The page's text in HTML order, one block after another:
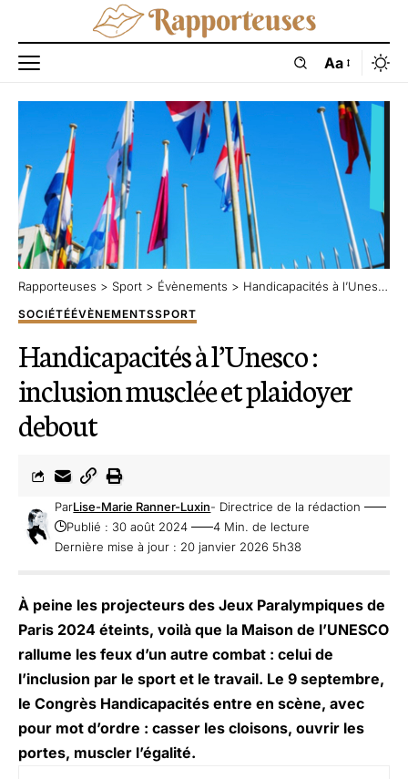
Aa
Rapporteuses > Sport > Évènements > Handicapacités à l’Unesco : inclusion musclée et plaidoyer debout
SOCIÉTÉÉVÈNEMENTSSPORT
Handicapacités à l’Unesco :
inclusion musclée et plaidoyer
debout
Dernière mise à jour : 20 janvier 2026 5h38
ParLise-Marie Ranner-Luxin- Directrice de la rédaction
Publié : 30 août 2024
4 Min. de lecture
À peine les projecteurs des Jeux Paralympiques de
Paris 2024 éteints, voilà que la Maison de l’UNESCO
rallume les feux d’un autre combat : celui de
l’inclusion par le sport et le travail. Le 9 septembre,
le Congrès Handicapacités entre en scène, avec
pour mot d’ordre : casser les cloisons, ouvrir les
portes, muscler l’égalité.